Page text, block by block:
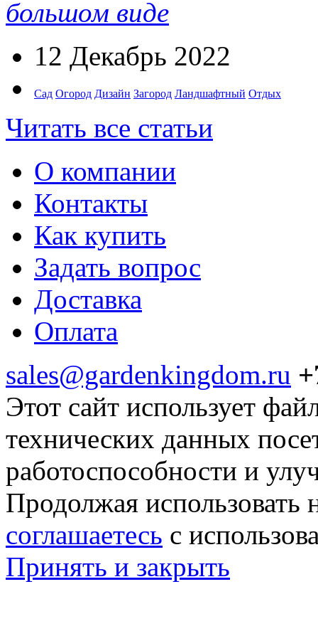
большом виде
12 Декабрь 2022
Сад Огород Дизайн Загород Ландшафтный Отдых
Читать все статьи
О компании
Контакты
Как купить
Задать вопрос
Доставка
Оплата
sales@gardenkingdom.ru
Этот сайт использует
технических данных
работоспособности и
Продолжая использовать
соглашаетесь с
Принять и закрыть